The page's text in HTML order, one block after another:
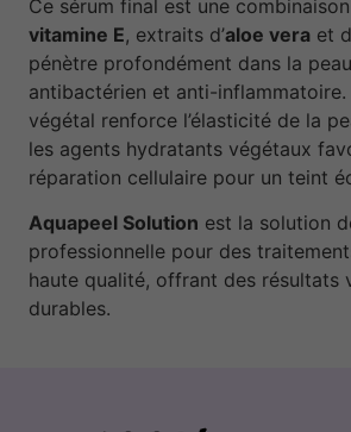
Ce sérum final est une
vitamine E, extraits d’aloe vera et
pénètre profondément dans la
antibactérien et anti-
végétal renforce l’élasticité de la
les agents hydratants végétaux
réparation cellulaire pour un teint
Aquapeel Solution est la solution
professionnelle pour des
haute qualité, offrant des résultats
durables.